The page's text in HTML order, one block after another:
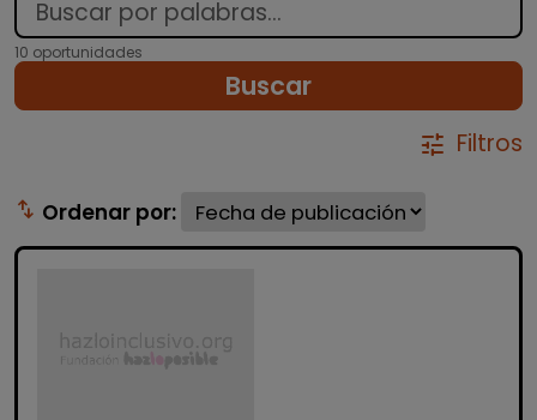
10 oportunidades
Buscar
tune Filtros
swap_vert Ordenar por: